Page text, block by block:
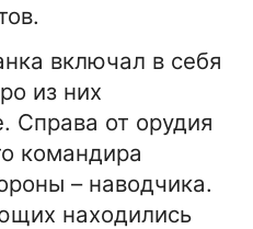
включал в себя
из них
Справа от орудия
командира
– наводчика.
находились